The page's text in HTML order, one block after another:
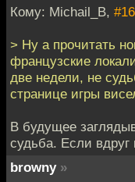
Кому: Michail_B, #16
> Ну а прочитать
французские
две недели, не
странице игры
В будущее
судьба. Если вдруг
browny »